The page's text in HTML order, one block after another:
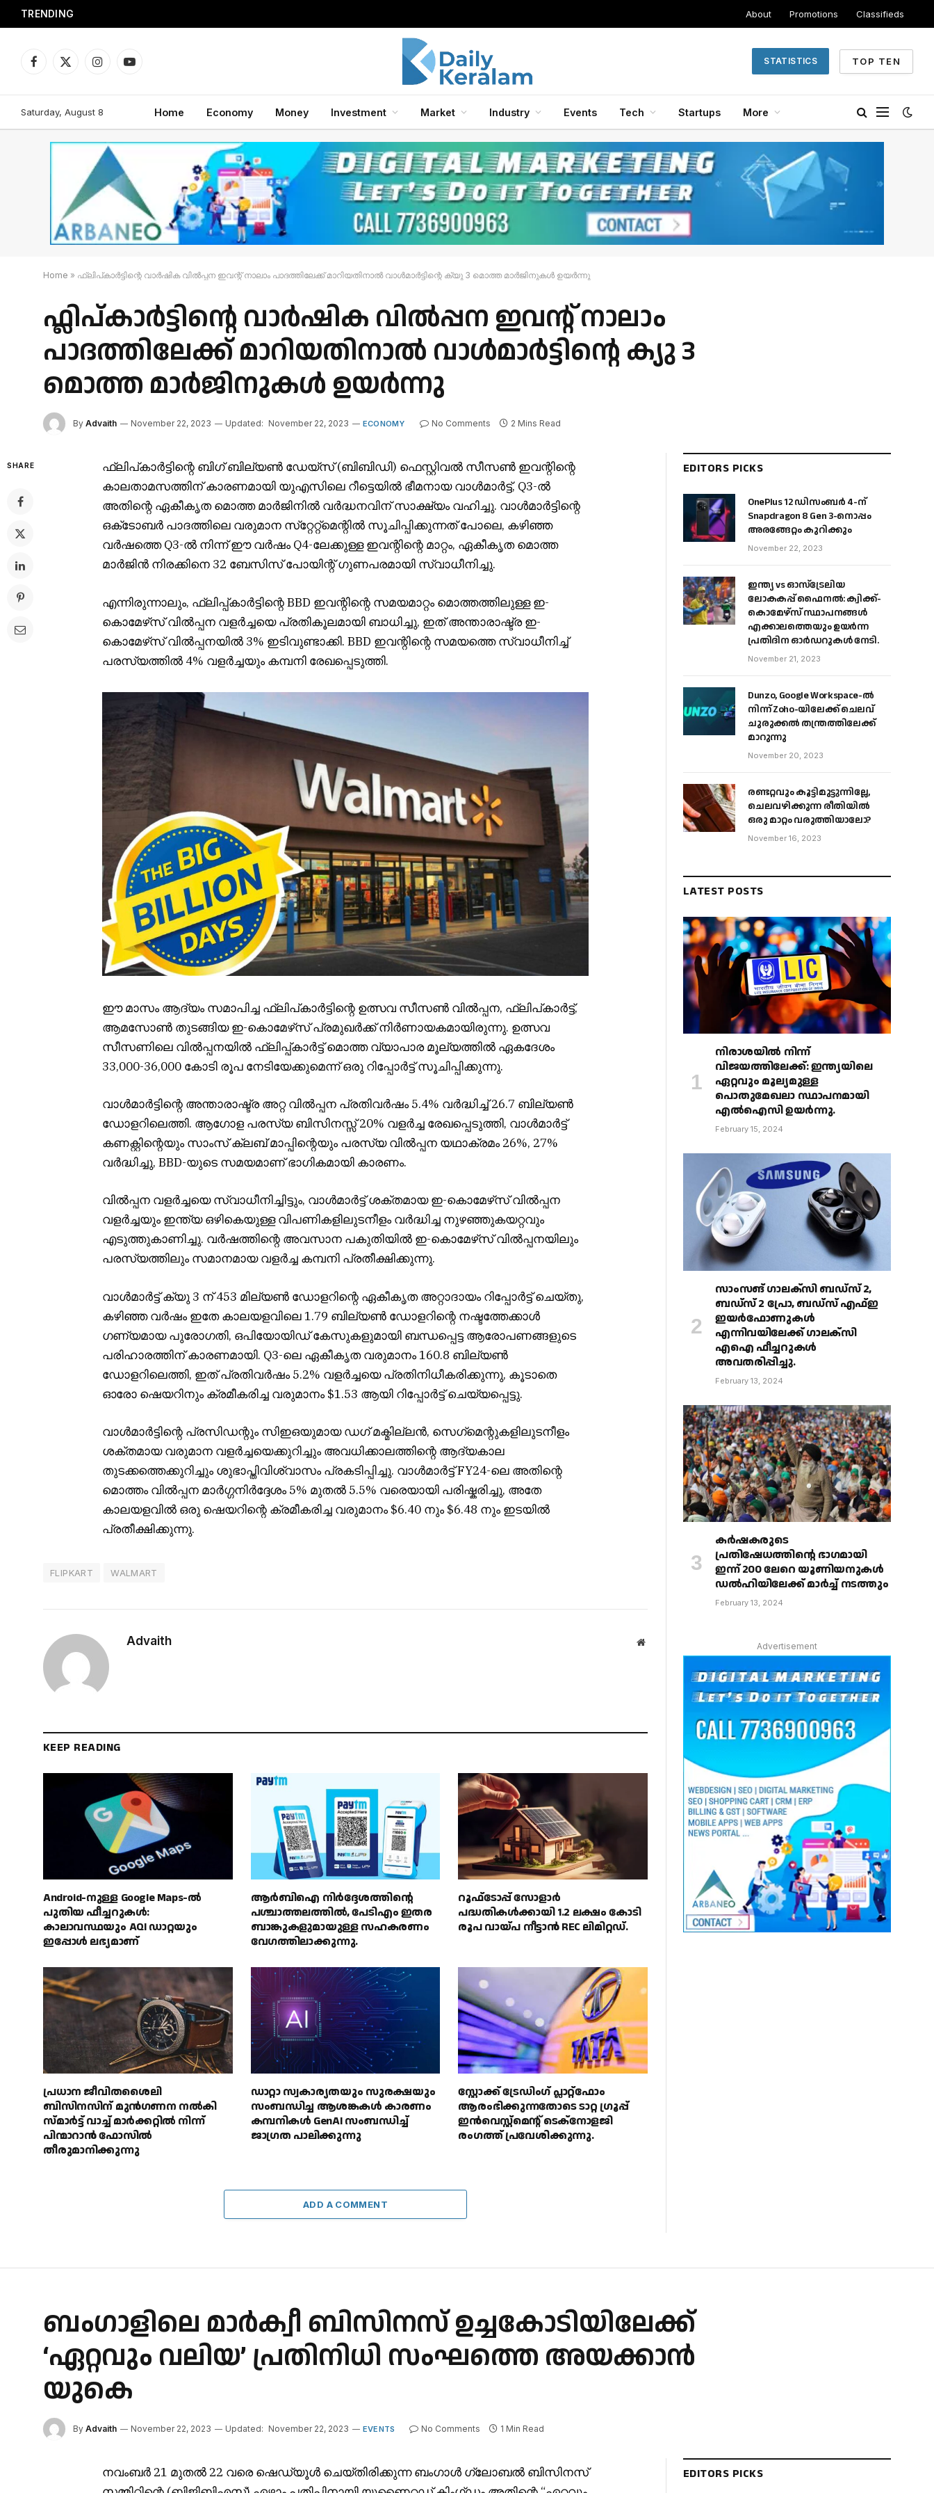
About Promotions Classifieds
Facebook
X
InstagramYouTube
STATISTICS TOP TEN
Saturday, August 8 Home Economy Money Investment Market Industry Events Tech Startups More
Home » ഫ്ലിപ്കാർട്ടിന്റെ വാർഷിക വിൽപ്പന ഇവന്റ് നാലാം പാദത്തിലേക്ക് മാറിയതിനാൽ വാൾമാർട്ടിന്റെ ക്യു 3 മൊത്ത മാർജിനുകൾ ഉയർന്നു
ഫ്ലിപ്കാർട്ടിന്റെ വാർഷിക വിൽപ്പന ഇവന്റ് നാലാം
പാദത്തിലേക്ക് മാറിയതിനാൽ വാൾമാർട്ടിന്റെ ക്യു 3
മൊത്ത മാർജിനുകൾ ഉയർന്നു
By Advaith November 22, 2023 Updated: November 22, 2023 ECONOMY No Comments 2 Mins Read
SHARE
ഫ്ലിപ്കാർട്ടിന്റെ ബിഗ് ബില്യൺ ഡേയ്‌സ് (ബിബിഡി) ഫെസ്റ്റിവൽ സീസൺ ഇവന്റിന്റെ
കാലതാമസത്തിന് കാരണമായി യുഎസിലെ റീട്ടെയിൽ ഭീമനായ വാൾമാർട്ട്, Q3-ൽ
അതിന്റെ ഏകീകൃത മൊത്ത മാർജിനിൽ വർദ്ധനവിന് സാക്ഷ്യം വഹിച്ചു. വാൾമാർട്ടിന്റെ
ഒക്‌ടോബർ പാദത്തിലെ വരുമാന സ്‌റ്റേറ്റ്‌മെന്റിൽ സൂചിപ്പിക്കുന്നത് പോലെ, കഴിഞ്ഞ
വർഷത്തെ Q3-ൽ നിന്ന് ഈ വർഷം Q4-ലേക്കുള്ള ഇവന്റിന്റെ മാറ്റം, ഏകീകൃത മൊത്ത
മാർജിൻ നിരക്കിനെ 32 ബേസിസ് പോയിന്റ് ഗുണപരമായി സ്വാധീനിച്ചു.
എന്നിരുന്നാലും, ഫ്ലിപ്പ്കാർട്ടിന്റെ BBD ഇവന്റിന്റെ സമയമാറ്റം മൊത്തത്തിലുള്ള ഇ-
കൊമേഴ്‌സ് വിൽപ്പന വളർച്ചയെ പ്രതികൂലമായി ബാധിച്ചു, ഇത് അന്താരാഷ്ട്ര ഇ-
കൊമേഴ്‌സ് വിൽപ്പനയിൽ 3% ഇടിവുണ്ടാക്കി. BBD ഇവന്റിന്റെ സമയത്തെ സ്വാധീനിച്ച്
പരസ്യത്തിൽ 4% വളർച്ചയും കമ്പനി രേഖപ്പെടുത്തി.
ഈ മാസം ആദ്യം സമാപിച്ച ഫ്ലിപ്കാർട്ടിന്റെ ഉത്സവ സീസൺ വിൽപ്പന, ഫ്ലിപ്കാർട്ട്,
ആമസോൺ തുടങ്ങിയ ഇ-കൊമേഴ്‌സ് പ്രമുഖർക്ക് നിർണായകമായിരുന്നു. ഉത്സവ
സീസണിലെ വിൽപ്പനയിൽ ഫ്ലിപ്പ്കാർട്ട് മൊത്ത വ്യാപാര മൂല്യത്തിൽ ഏകദേശം
33,000-36,000 കോടി രൂപ നേടിയേക്കുമെന്ന് ഒരു റിപ്പോർട്ട് സൂചിപ്പിക്കുന്നു.
വാൾമാർട്ടിന്റെ അന്താരാഷ്ട്ര അറ്റ വിൽപ്പന പ്രതിവർഷം 5.4% വർദ്ധിച്ച് 26.7 ബില്യൺ
ഡോളറിലെത്തി. ആഗോള പരസ്യ ബിസിനസ്സ് 20% വളർച്ച രേഖപ്പെടുത്തി, വാൾമാർട്ട്
കണക്റ്റിന്റെയും സാംസ് ക്ലബ് മാപ്പിന്റെയും പരസ്യ വിൽപ്പന യഥാക്രമം 26%, 27%
വർദ്ധിച്ചു, BBD-യുടെ സമയമാണ് ഭാഗികമായി കാരണം.
വിൽപ്പന വളർച്ചയെ സ്വാധീനിച്ചിട്ടും, വാൾമാർട്ട് ശക്തമായ ഇ-കൊമേഴ്‌സ് വിൽപ്പന
വളർച്ചയും ഇന്ത്യ ഒഴികെയുള്ള വിപണികളിലുടനീളം വർദ്ധിച്ച നുഴഞ്ഞുകയറ്റവും
എടുത്തുകാണിച്ചു. വർഷത്തിന്റെ അവസാന പകുതിയിൽ ഇ-കൊമേഴ്‌സ് വിൽപ്പനയിലും
പരസ്യത്തിലും സമാനമായ വളർച്ച കമ്പനി പ്രതീക്ഷിക്കുന്നു.
വാൾമാർട്ട് ക്യു 3 ന് 453 മില്യൺ ഡോളറിന്റെ ഏകീകൃത അറ്റാദായം റിപ്പോർട്ട് ചെയ്തു,
കഴിഞ്ഞ വർഷം ഇതേ കാലയളവിലെ 1.79 ബില്യൺ ഡോളറിന്റെ നഷ്ടത്തേക്കാൾ
ഗണ്യമായ പുരോഗതി, ഒപിയോയിഡ് കേസുകളുമായി ബന്ധപ്പെട്ട ആരോപണങ്ങളുടെ
പരിഹാരത്തിന് കാരണമായി. Q3-ലെ ഏകീകൃത വരുമാനം 160.8 ബില്യൺ
ഡോളറിലെത്തി, ഇത് പ്രതിവർഷം 5.2% വളർച്ചയെ പ്രതിനിധീകരിക്കുന്നു, കൂടാതെ
ഓരോ ഷെയറിനും ക്രമീകരിച്ച വരുമാനം $1.53 ആയി റിപ്പോർട്ട് ചെയ്യപ്പെട്ടു.
വാൾമാർട്ടിന്റെ പ്രസിഡന്റും സിഇഒയുമായ ഡഗ് മക്മില്ലൻ, സെഗ്‌മെന്റുകളിലുടനീളം
ശക്തമായ വരുമാന വളർച്ചയെക്കുറിച്ചും അവധിക്കാലത്തിന്റെ ആദ്യകാല
തുടക്കത്തെക്കുറിച്ചും ശുഭാപ്തിവിശ്വാസം പ്രകടിപ്പിച്ചു. വാൾമാർട്ട് FY24-ലെ അതിന്റെ
മൊത്തം വിൽപ്പന മാർഗ്ഗനിർദ്ദേശം 5% മുതൽ 5.5% വരെയായി പരിഷ്കരിച്ചു, അതേ
കാലയളവിൽ ഒരു ഷെയറിന്റെ ക്രമീകരിച്ച വരുമാനം $6.40 നും $6.48 നും ഇടയിൽ
പ്രതീക്ഷിക്കുന്നു.
FLIPKART WALMART
Advaith Website
KEEP READING
Android-നുള്ള Google Maps-ൽ
പുതിയ ഫീച്ചറുകൾ:
കാലാവസ്ഥയും AQI ഡാറ്റയും
ഇപ്പോൾ ലഭ്യമാണ്
ആർബിഐ നിർദ്ദേശത്തിൻ്റെ
പശ്ചാത്തലത്തിൽ, പേടിഎം ഇതര
ബാങ്കുകളുമായുള്ള സഹകരണം
വേഗത്തിലാക്കുന്നു.
റൂഫ്‌ടോപ്പ് സോളാർ
പദ്ധതികൾക്കായി 1.2 ലക്ഷം കോടി
രൂപ വായ്പ നീട്ടാൻ REC ലിമിറ്റഡ്.
പ്രധാന ജീവിതശൈലി
ബിസിനസിന് മുൻഗണന നൽകി
സ്മാർട്ട് വാച്ച് മാർക്കറ്റിൽ നിന്ന്
പിന്മാറാൻ ഫോസിൽ
തീരുമാനിക്കുന്നു
ഡാറ്റാ സ്വകാര്യതയും സുരക്ഷയും
സംബന്ധിച്ച ആശങ്കകൾ കാരണം
കമ്പനികൾ GenAI സംബന്ധിച്ച്
ജാഗ്രത പാലിക്കുന്നു
സ്റ്റോക്ക് ട്രേഡിംഗ് പ്ലാറ്റ്‌ഫോം
ആരംഭിക്കുന്നതോടെ ടാറ്റ ഗ്രൂപ്പ്
ഇൻവെസ്റ്റ്‌മെൻ്റ് ടെക്‌നോളജി
രംഗത്ത് പ്രവേശിക്കുന്നു.
ADD A COMMENT
EDITORS PICKS
OnePlus 12 ഡിസംബർ 4-ന്
Snapdragon 8 Gen 3-നൊപ്പം
അരങ്ങേറ്റം കുറിക്കും
November 22, 2023
ഇന്ത്യ vs ഓസ്‌ട്രേലിയ
ലോകകപ്പ് ഫൈനൽ: ക്വിക്ക്-
കൊമേഴ്‌സ് സ്ഥാപനങ്ങൾ
എക്കാലത്തെയും ഉയർന്ന
പ്രതിദിന ഓർഡറുകൾ നേടി.
November 21, 2023
Dunzo, Google Workspace-ൽ
നിന്ന് Zoho-യിലേക്ക് ചെലവ്
ചുരുക്കൽ തന്ത്രത്തിലേക്ക്
മാറുന്നു
November 20, 2023
രണ്ടറ്റവും കൂട്ടിമുട്ടുന്നില്ലേ,
ചെലവഴിക്കുന്ന രീതിയിൽ
ഒരു മാറ്റം വരുത്തിയാലോ?
November 16, 2023
LATEST POSTS
നിരാശയിൽ നിന്ന്
വിജയത്തിലേക്ക്: ഇന്ത്യയിലെ
ഏറ്റവും മൂല്യമുള്ള
പൊതുമേഖലാ സ്ഥാപനമായി
എൽഐസി ഉയർന്നു.
February 15, 2024
സാംസങ് ഗാലക്‌സി ബഡ്‌സ് 2,
ബഡ്‌സ് 2 പ്രോ, ബഡ്‌സ് എഫ്ഇ
ഇയർഫോണുകൾ
എന്നിവയിലേക്ക് ഗാലക്‌സി
എഐ ഫീച്ചറുകൾ
അവതരിപ്പിച്ചു.
February 13, 2024
കർഷകരുടെ
പ്രതിഷേധത്തിൻ്റെ ഭാഗമായി
ഇന്ന് 200 ലേറെ യൂണിയനുകൾ
ഡൽഹിയിലേക്ക് മാർച്ച് നടത്തും
February 13, 2024
Advertisement
ബംഗാളിലെ മാർക്വീ ബിസിനസ് ഉച്ചകോടിയിലേക്ക്
‘ഏറ്റവും വലിയ’ പ്രതിനിധി സംഘത്തെ അയക്കാൻ
യുകെ
By Advaith November 22, 2023 Updated: November 22, 2023 EVENTS No Comments 1 Min Read
നവംബർ 21 മുതൽ 22 വരെ ഷെഡ്യൂൾ ചെയ്‌തിരിക്കുന്ന ബംഗാൾ ഗ്ലോബൽ ബിസിനസ്
EDITORS PICKS